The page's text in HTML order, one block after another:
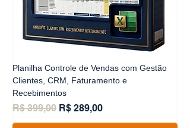
Planilha Controle de Vendas com Gestão
Clientes, CRM, Faturamento e
Recebimentos
Preço normal
R$ 399,00 Preço promocional
R$ 289,00